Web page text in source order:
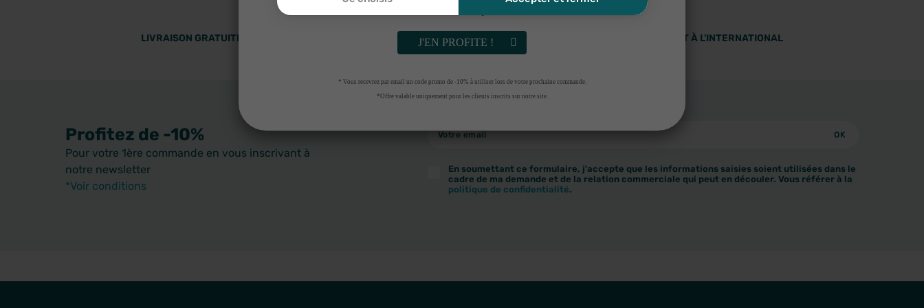
LIVRAISON GRATUITE DÈS 59 EUROS D'ACHAT EN POINT RELAIS (VOIR CONDITIONS LIVRAISON EN FRANCE ET À L'INTERNATIONAL
Profitez de -10%
Pour votre 1ère commande en vous inscrivant à
notre newsletter
*Voir conditions
En soumettant ce formulaire, j'accepte que les informations saisies soient utilisées dans le
cadre de ma demande et de la relation commerciale qui peut en découler. Vous référer à la
politique de confidentialité.
J'EN PROFITE !
* Vous recevrez par email un code promo de -10% à utiliser lors de votre prochaine commande.
*Offre valable uniquement pour les clients inscrits sur notre site.